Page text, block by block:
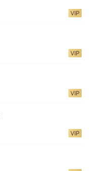
VIP
VIP
VIP
VIP